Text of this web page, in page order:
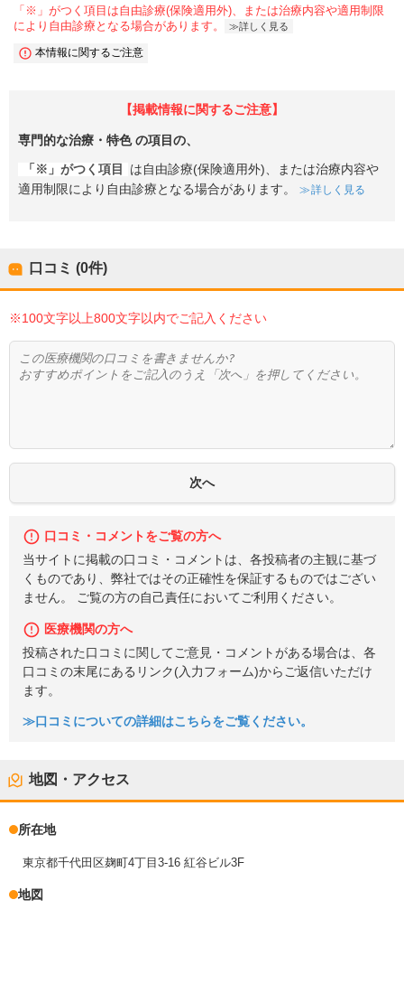
「※」がつく項目は自由診療(保険適用外)、または治療内容や適用制限
により自由診療となる場合があります。
詳しく見る
本情報に関するご注意
【掲載情報に関するご注意】
専門的な治療・特色の項目の、
「※」がつく項目
は自由診療(保険適用外)、または治療内容や
適用制限により自由診療となる場合があります。
詳しく見る
口コミ (0件)
※100文字以上800文字以内でご記入ください
口コミ・コメントをご覧の方へ
当サイトに掲載の口コミ・コメントは、各投稿者の主観に基づ
くものであり、弊社ではその正確性を保証するものではござい
ません。 ご覧の方の自己責任においてご利用ください。
医療機関の方へ
投稿された口コミに関してご意見・コメントがある場合は、各
口コミの末尾にあるリンク(入力フォーム)からご返信いただけ
ます。
≫口コミについての詳細はこちらをご覧ください。
地図・アクセス
所在地
東京都千代田区麹町4丁目3-16 紅谷ビル3F
地図